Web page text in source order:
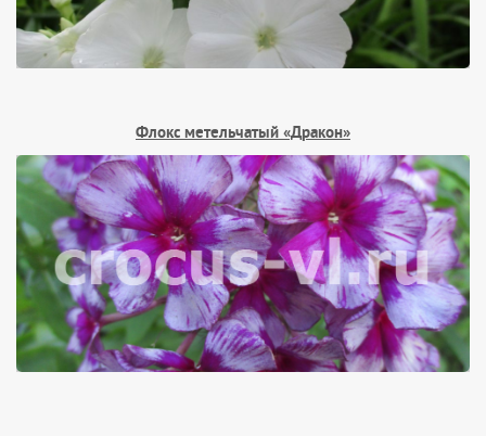
Флокс метельчатый «Дракон»